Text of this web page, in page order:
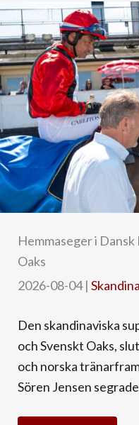
Hemmaseger i
Oaks
2026-08-04|
Den skandinaviska
och Svenskt Oaks,
och norska
Sören Jensen